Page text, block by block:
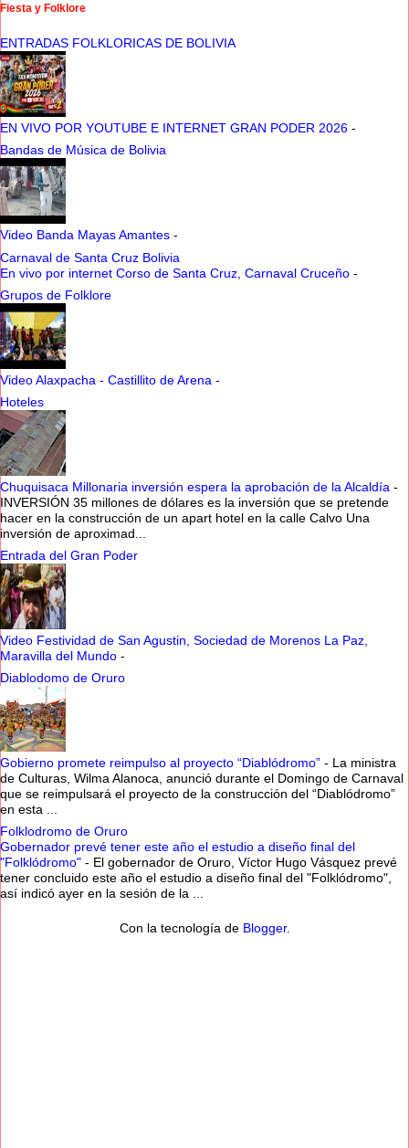
Fiesta y Folklore
ENTRADAS FOLKLORICAS DE BOLIVIA
EN VIVO POR YOUTUBE E INTERNET GRAN PODER 2026 -
Bandas de Música de Bolivia
Video Banda Mayas Amantes -
Carnaval de Santa Cruz Bolivia
En vivo por internet Corso de Santa Cruz, Carnaval Cruceño -
Grupos de Folklore
Video Alaxpacha - Castillito de Arena -
Hoteles
Chuquisaca Millonaria inversión espera la aprobación de la Alcaldía -
INVERSIÓN 35 millones de dólares es la inversión que se pretende
hacer en la construcción de un apart hotel en la calle Calvo Una
inversión de aproximad...
Entrada del Gran Poder
Video Festividad de San Agustin, Sociedad de Morenos La Paz,
Maravilla del Mundo -
Diablodomo de Oruro
Gobierno promete reimpulso al proyecto “Diablódromo” - La ministra
de Culturas, Wilma Alanoca, anunció durante el Domingo de Carnaval
que se reimpulsará el proyecto de la construcción del “Diablódromo”
en esta ...
Folklodromo de Oruro
Gobernador prevé tener este año el estudio a diseño final del
"Folklódromo" - El gobernador de Oruro, Víctor Hugo Vásquez prevé
tener concluido este año el estudio a diseño final del "Folklódromo",
así indicó ayer en la sesión de la ...
Con la tecnología de Blogger.